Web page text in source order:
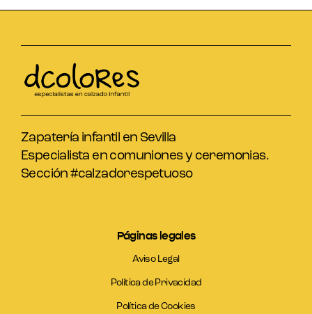
Zapatería infantil en Sevilla
Especialista en comuniones y ceremonias.
Sección #calzadorespetuoso
Páginas legales
Aviso Legal
Política de Privacidad
Política de Cookies